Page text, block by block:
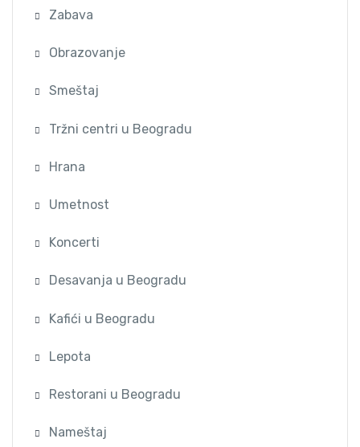
Zabava
Obrazovanje
Smeštaj
Tržni centri u Beogradu
Hrana
Umetnost
Koncerti
Desavanja u Beogradu
Kafići u Beogradu
Lepota
Restorani u Beogradu
Nameštaj